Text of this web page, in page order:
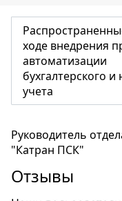
ходе внедрения
автоматизации
бухгалтерского и
учета
Руководитель
"Катран ПСК"
Отзывы